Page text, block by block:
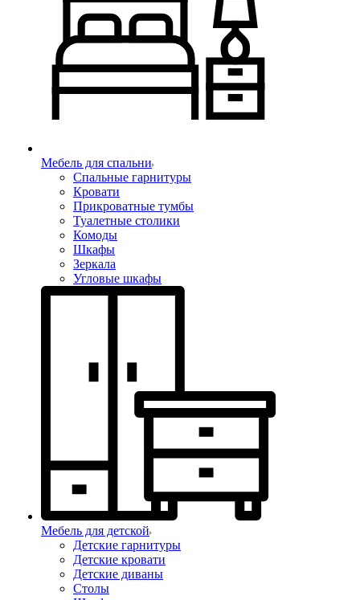
Мебель для спальни
Спальные гарнитуры
Кровати
Прикроватные тумбы
Туалетные столики
Комоды
Шкафы
Зеркала
Угловые шкафы
Мебель для детской
Детские гарнитуры
Детские кровати
Детские диваны
Столы